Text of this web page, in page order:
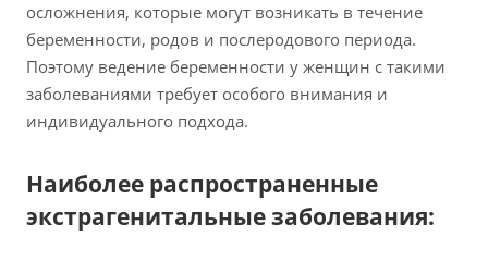
осложнения, которые могут возникать в течение
беременности, родов и послеродового периода.
Поэтому ведение беременности у женщин с такими
заболеваниями требует особого внимания и
индивидуального подхода.
Наиболее распространенные
экстрагенитальные заболевания: